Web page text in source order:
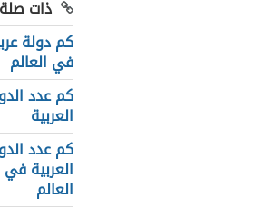
ذات صلة
كم دولة
في العالم
كم عدد
العربية
كم عدد
العربية في
العالم